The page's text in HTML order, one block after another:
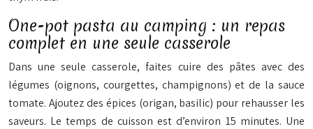
One-pot pasta au camping : un repas
complet en une seule casserole
Dans une seule casserole, faites cuire des pâtes avec des
légumes (oignons, courgettes, champignons) et de la sauce
tomate. Ajoutez des épices (origan, basilic) pour rehausser les
saveurs. Le temps de cuisson est d’environ 15 minutes. Une